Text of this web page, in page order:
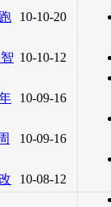
转发至：
10-10-20
10-10-12
10-09-16
10-09-16
10-08-12